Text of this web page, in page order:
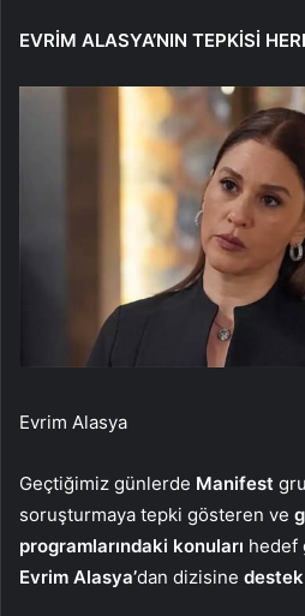
EVRİM ALASYA’NIN TEPKİSİ
Evrim Alasya
Geçtiğimiz günlerde Manifest
soruşturmaya tepki gösteren ve
programlarındaki konuları hedef
Evrim Alasya’dan dizisine